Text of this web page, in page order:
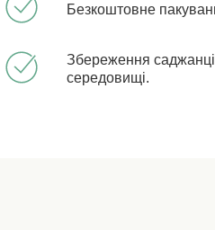
Безкоштовне
Збереження
середовищі.